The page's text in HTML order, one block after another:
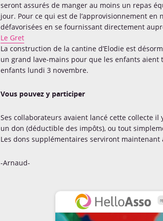
seront assurés de manger au moins un repas
jour. Pour ce qui est de l’approvisionnement
défavorisées en se fournissant directement
Le Gret
La construction de la cantine d’Elodie est
un grand lave-mains pour que les enfants
enfants lundi 3 novembre.
Vous pouvez y participer
Ses collaborateurs avaient lancé cette collecte il
un don (déductible des impôts), ou tout
Les dons supplémentaires serviront
-Arnaud-